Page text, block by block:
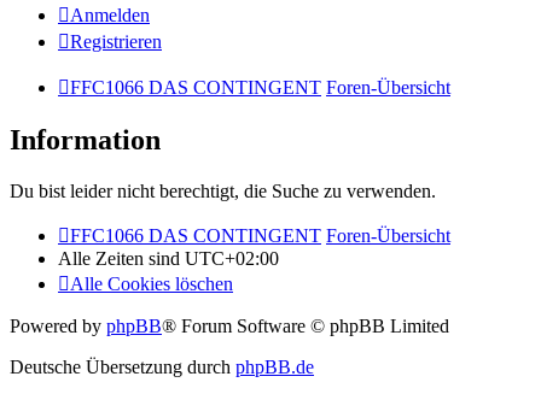
Anmelden
Registrieren
FFC1066 DAS CONTINGENT Foren-Übersicht
Information
Du bist leider nicht berechtigt, die Suche zu verwenden.
FFC1066 DAS CONTINGENT Foren-Übersicht
Alle Zeiten sind UTC+02:00
Alle Cookies löschen
Powered by phpBB® Forum Software © phpBB Limited
Deutsche Übersetzung durch phpBB.de